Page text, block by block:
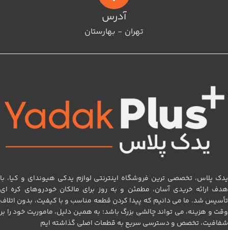
آدرس
تهران - بهارستان
یدک پلاس، تخصصی‌ ترین فروشگاه اینترنتی لوازم یدکی هیوندای و کیا، با
هدف ارائه خریدی آسان، مطمئن و به‌ روز برای مالکان خودروهای کره‌ ای
تأسیس شد. ما می‌ دانیم که پیدا کردن قطعه مناسب و با کیفیت، بدون اتلاف
وقت و هزینه، می‌ تواند چالشی بزرگ باشد؛ به همین دلیل، ماموریت خود را بر
شفافیت، تخصص و دسترسی سریع به قطعات اصلی گذاشته‌ ایم